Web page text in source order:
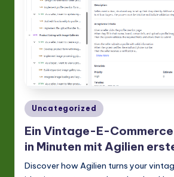
Posted
in
Uncategorized
Ein Vintage-E-
in Minuten mit Agilien
Discover how Agilien turns your